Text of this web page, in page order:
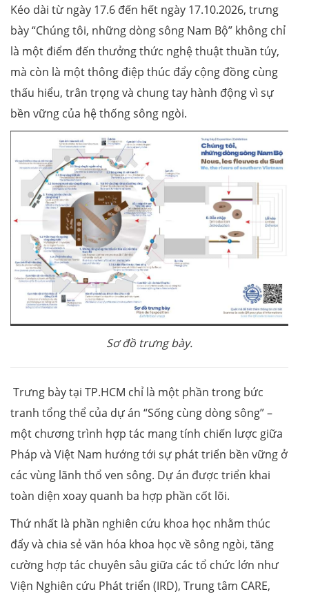
Kéo dài từ ngày 17.6 đến hết ngày 17.10.2026, trưng
bày “Chúng tôi, những dòng sông Nam Bộ” không chỉ
là một điểm đến thưởng thức nghệ thuật thuần túy,
mà còn là một thông điệp thúc đẩy cộng đồng cùng
thấu hiểu, trân trọng và chung tay hành động vì sự
bền vững của hệ thống sông ngòi.
Sơ đồ trưng bày.
Trưng bày tại TP.HCM chỉ là một phần trong bức
tranh tổng thể của dự án “Sống cùng dòng sông” –
một chương trình hợp tác mang tính chiến lược giữa
Pháp và Việt Nam hướng tới sự phát triển bền vững ở
các vùng lãnh thổ ven sông. Dự án được triển khai
toàn diện xoay quanh ba hợp phần cốt lõi.
Thứ nhất là phần nghiên cứu khoa học nhằm thúc
đẩy và chia sẻ văn hóa khoa học về sông ngòi, tăng
cường hợp tác chuyên sâu giữa các tổ chức lớn như
Viện Nghiên cứu Phát triển (IRD), Trung tâm CARE,